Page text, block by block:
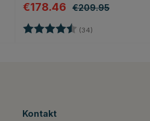
€178.46 €209.95
Bewertung: (34)
Kontakt